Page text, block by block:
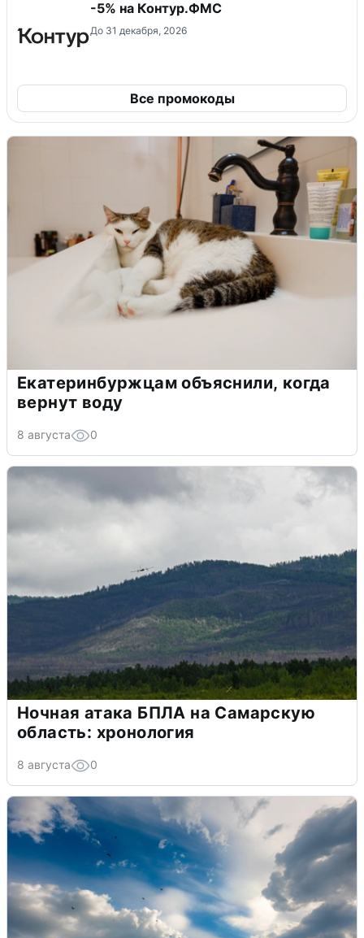
-5% на Контур.ФМС
До 31 декабря, 2026
Все промокоды
Екатеринбуржцам объяснили, когда
вернут воду
8 августа 0
Ночная атака БПЛА на Самарскую
область: хронология
8 августа 0